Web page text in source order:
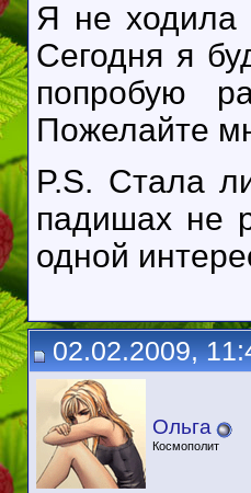
Я не ходила
Сегодня я
попробую
Пожелайте
P.S. Стала
падишах не
одной
02.02.2009,
Ольга
Космополит